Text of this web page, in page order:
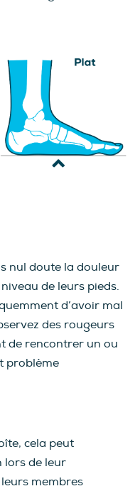
nul doute la douleur
de leurs pieds.
d’avoir mal
des rougeurs
de rencontrer un ou
problème
cela peut
lors de leur
membres